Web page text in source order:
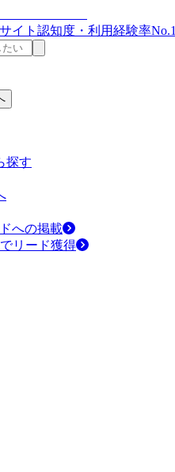
イト 認知度・利用経験率No.1
探す
への掲載
リード獲得